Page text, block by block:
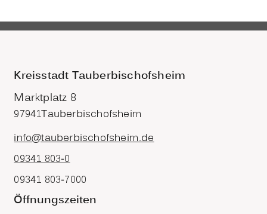
Kreisstadt Tauberbischofsheim
Marktplatz 8
97941Tauberbischofsheim
info@tauberbischofsheim.de
09341 803-0
09341 803-7000
Öffnungszeiten